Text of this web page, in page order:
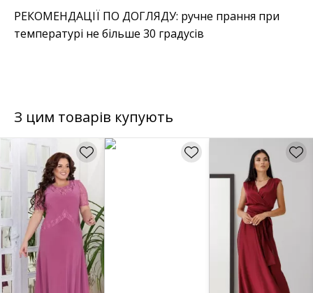
РЕКОМЕНДАЦІЇ ПО ДОГЛЯДУ: ручне прання при
температурі не більше 30 градусів
З цим товарів купують